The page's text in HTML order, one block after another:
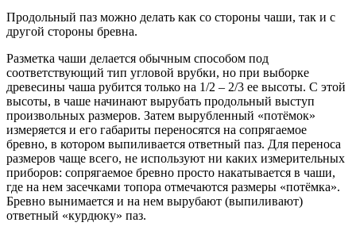
Продольный паз можно делать как со стороны чаши, так и с
другой стороны бревна.
Разметка чаши делается обычным способом под
соответствующий тип угловой врубки, но при выборке
древесины чаша рубится только на 1/2 – 2/3 ее высоты. С этой
высоты, в чаше начинают вырубать продольный выступ
произвольных размеров. Затем вырубленный «потёмок»
измеряется и его габариты переносятся на сопрягаемое
бревно, в котором выпиливается ответный паз. Для переноса
размеров чаще всего, не используют ни каких измерительных
приборов: сопрягаемое бревно просто накатывается в чаши,
где на нем засечками топора отмечаются размеры «потёмка».
Бревно вынимается и на нем вырубают (выпиливают)
ответный «курдюку» паз.